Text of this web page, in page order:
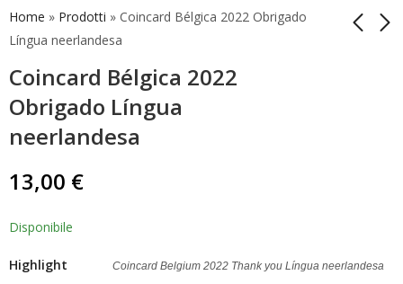
Home » Prodotti » Coincard Bélgica 2022 Obrigado
Língua neerlandesa
Coincard Bélgica 2022
Obrigado Língua
neerlandesa
13,00 €
Disponibile
Highlight Coincard Belgium 2022 Thank you Língua neerlandesa